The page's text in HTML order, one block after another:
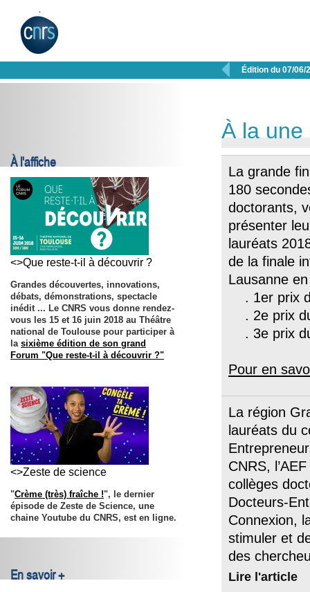
 Édition du 07/06/
À l'affiche
<>Que reste-t-il à découvrir ?
Grandes découvertes, innovations,
débats, démonstrations, spectacle
inédit ... Le CNRS vous donne rendez-
vous les 15 et 16 juin 2018 au Théâtre
national de Toulouse pour participer à
la sixième édition de son grand
Forum "Que reste-t-il à découvrir ?"
<>Zeste de science
"Crème (très) fraîche !", le dernier
épisode de Zeste de Science, une
chaine Youtube du CNRS, est en ligne.
En savoir +
À la une
La grande
180
doctorants,
présenter
lauréats
de la finale
Lausanne
. 1er prix
. 2e prix
. 3e prix
Pour en
La région
lauréats du
CNRS,
collèges
Docteurs-
Connexion,
stimuler et
des
Lire l'article